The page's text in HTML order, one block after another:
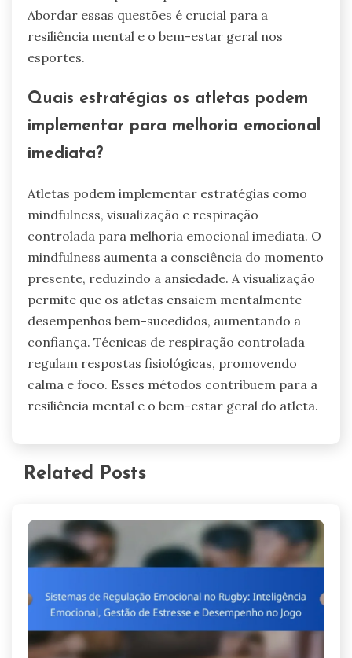
estados emocionais, fornecendo feedback e
orientação quando necessário. Essa
comunicação contínua constrói confiança e
abordam desafios emocionais únicos.
Incorporar atividades de construção de equipe
também pode fortalecer os relacionamentos
pertencimento e segurança emocional. Como
resultado, os atletas são mais propensos a
expressar seus sentimentos e buscar apoio
quando necessário.
Quais erros comuns os atletas
cometem ao gerenciar emoções?
Atletas frequentemente lutam com a regulação
emocional, levando a erros comuns. Esses
incluem ignorar emoções, o que pode resultar
desempenho. Além disso, os atletas podem
pressão desnecessária, enquanto negligenciar a
autorreflexão pode impedir o crescimento.
resiliência mental e o bem-estar geral nos
esportes.